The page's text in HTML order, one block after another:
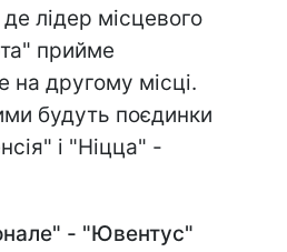
лідер місцевого
прийме
на другому місці.
будуть поєдинки
і "Ніцца" -
- "Ювентус"